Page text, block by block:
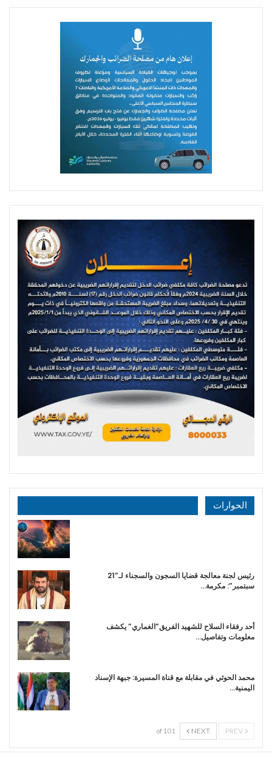
الحوارات
رئيس لجنة معالجة قضايا السجون والسجناء لـ”21
سبتمبر”: مكرمة…
أحد رفقاء السلاح للشهيد الفريق”الغماري” يكشف
معلومات وتفاصيل…
محمد الحوثي في مقابلة مع قناة المسيرة: جبهة الإسناد
اليمنية…
NEXT
1 of 10